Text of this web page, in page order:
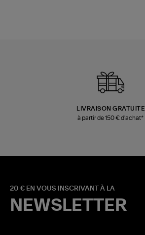
LIVRAISON GRATUITE
à partir de 150 € d'achat*
20 € EN VOUS INSCRIVANT À LA
NEWSLETTER